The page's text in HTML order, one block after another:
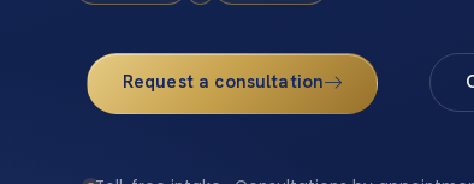
Request a consultation